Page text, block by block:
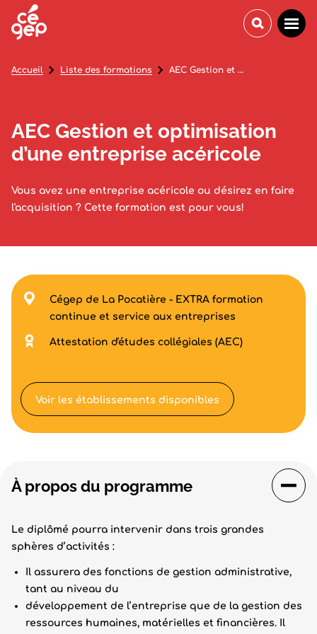
AEC Gestion et optimisation
d’une entreprise acéricole
Vous avez une entreprise acéricole ou désirez en faire
l'acquisition ? Cette formation est pour vous!
Accueil Liste des formations AEC Gestion et optimisation d’une entreprise acéricole
À propos du programme
Le diplômé pourra intervenir dans trois grandes
sphères d’activités :
Il assurera des fonctions de gestion administrative,
tant au niveau du
développement de l’entreprise que de la gestion des
ressources humaines, matérielles et financières. Il
Cégep de La Pocatière - EXTRA formation
continue et service aux entreprises
Attestation d'études collégiales (AEC)
Voir les établissements disponibles